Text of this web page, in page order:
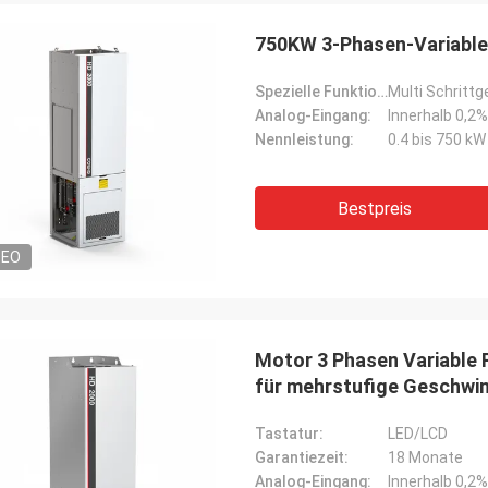
und HMIs wurde präzise
und mit erstaunlicher
versandt. Seit der
beeindruckt von der Logistik und
Leistung dieser Komponenten.
problemloses Erlebnis.
Spindelmotor für eine
Gerät arbeitet
konstantes
übertrifft einige
Kosten. Hervorragend
Anwendungen.
750KW 3-Phasen-
Spezielle Funktion:Multi
Analog-Eingang:
Innerhalb
Nennleistung:
0.4 bis 750 kW
Bestpreis
Motor 3 Phasen Variable
für mehrstufige
Tastatur:
LED/LCD
Garantiezeit:
18 Monate
Analog-Eingang:
Innerhalb